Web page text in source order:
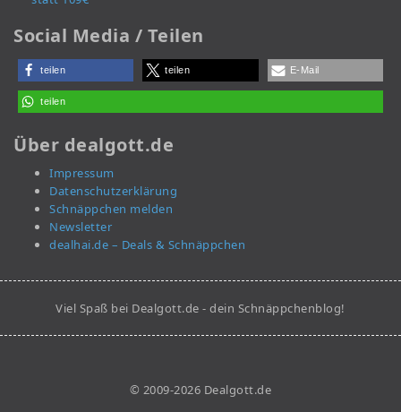
Social Media / Teilen
teilen teilen E-Mail
teilen
Über dealgott.de
Impressum
Datenschutzerklärung
Schnäppchen melden
Newsletter
dealhai.de – Deals & Schnäppchen
Viel Spaß bei Dealgott.de - dein Schnäppchenblog!
© 2009-2026 Dealgott.de